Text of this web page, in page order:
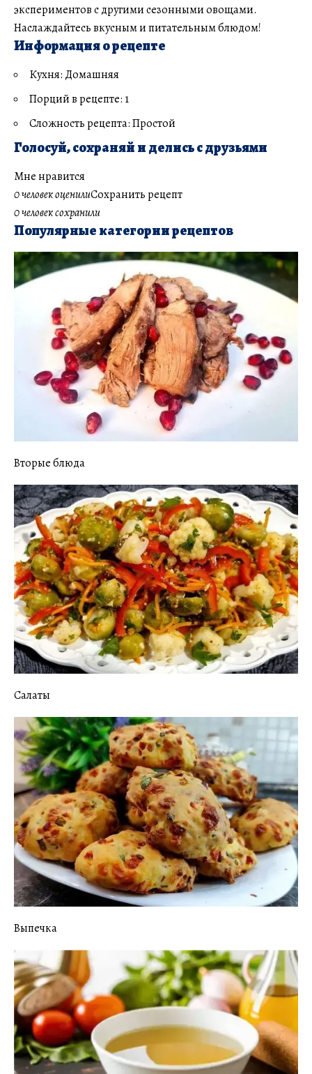
экспериментов с другими сезонными овощами.
Наслаждайтесь вкусным и питательным блюдом!
Информация о рецепте
Кухня: Домашняя
Порций в рецепте: 1
Сложность рецепта: Простой
Голосуй, сохраняй и делись с друзьями
Мне нравится
0 человек оценилиСохранить рецепт
0 человек сохранили
Популярные категории рецептов
Вторые блюда
Салаты
Выпечка